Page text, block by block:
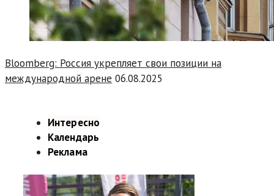
Bloomberg: Россия укрепляет свои позиции на
международной арене 06.08.2025
Интересно
Календарь
Реклама